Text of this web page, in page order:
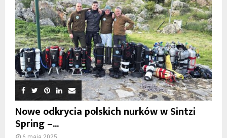
Nowe odkrycia polskich nurków w Sintzi
Spring –...